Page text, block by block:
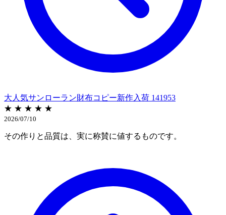
大人気サンローラン財布コピー新作入荷 141953
★ ★ ★ ★ ★
2026/07/10
その作りと品質は、実に称賛に値するものです。